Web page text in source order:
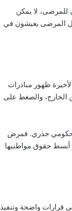
للمرضى، لا يمكن
المرضى يعيشون في
ظهور مبادرات
الخارج، والضغط على
حكومي جذري. فمرض
أبسط حقوق مواطنيها
قرارات واضحة وتنفيذ